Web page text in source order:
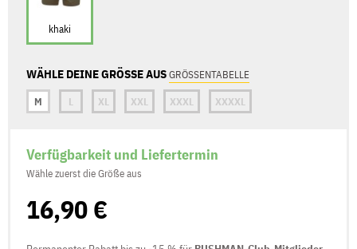
khaki
WÄHLE DEINE GRÖSSE AUSGRÖSSENTABELLE
M
L XL XXL XXXL XXXXL
Verfügbarkeit und Liefertermin
Wähle zuerst die Größe aus
16,90 €